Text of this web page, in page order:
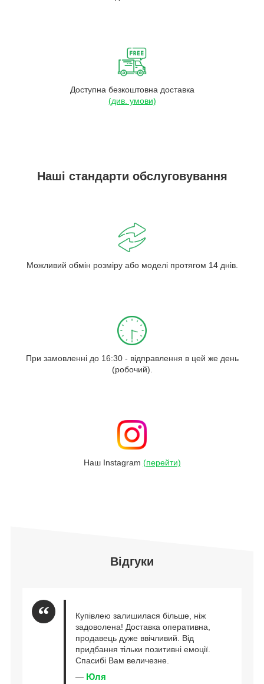
Доступна безкоштовна доставка
(див. умови)
Наші стандарти обслуговування
Можливий обмін розміру або моделі протягом 14 днів.
При замовленні до 16:30 - відправлення в цей же день
(робочий).
Наш Instagram (перейти)
Відгуки
Купівлею залишилася більше, ніж
задоволена! Доставка оперативна,
продавець дуже ввічливий. Від
придбання тільки позитивні емоції.
Спасибі Вам величезне.
— Юля